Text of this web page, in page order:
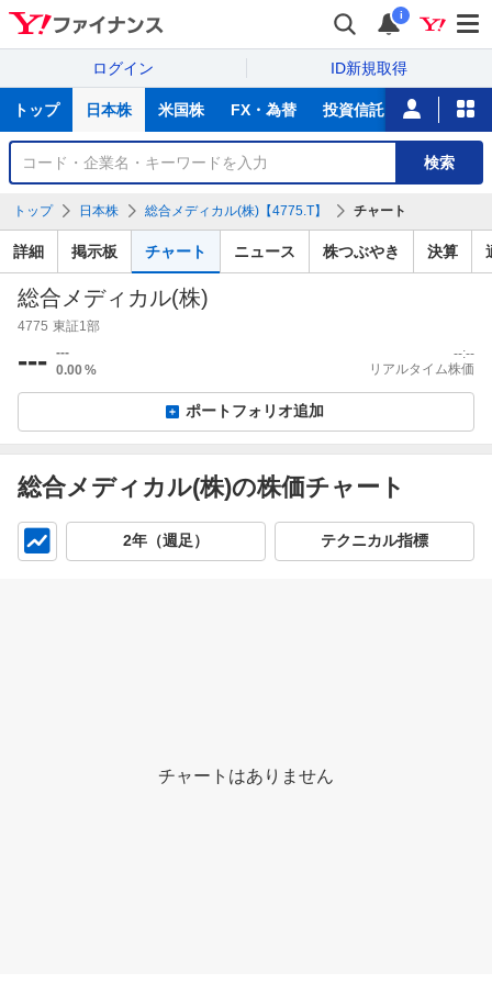
i
ログイン ID新規取得
サ
トップ 日本株 米国株 FX・為替 投資信託 ニュース
銘
検
索
検索
トップ 日本株 総合メディカル(株)【4775.T】 チャート
詳細 掲示板 チャート ニュース 株つぶやき 決算
総合メディカル(株)
4775 東証1部
--- ---
0.00%
--:--
リアルタイム株価
ポートフォリオ追加
総合メディカル(株)の株価チャート
2年（週足） テクニカル指標
チャートはありません